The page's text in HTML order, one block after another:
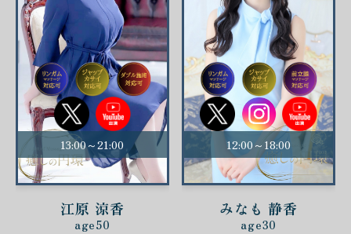
13:00～21:00
江原 涼香
age50
12:00～18:00
みなも 静香
age30